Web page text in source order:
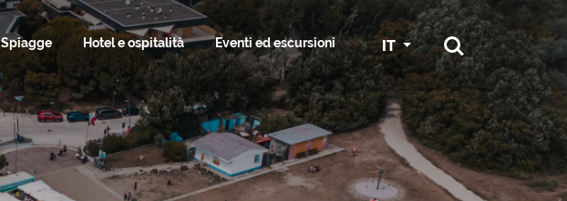
INFO UTILI, TRASPORTI E SERVIZI GRADO IN BICI
NATURA SPORT
Spiagge Hotel e ospitalità Eventi ed escursioni IT